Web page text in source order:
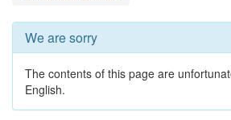
We are sorry
The contents of this page are
English.